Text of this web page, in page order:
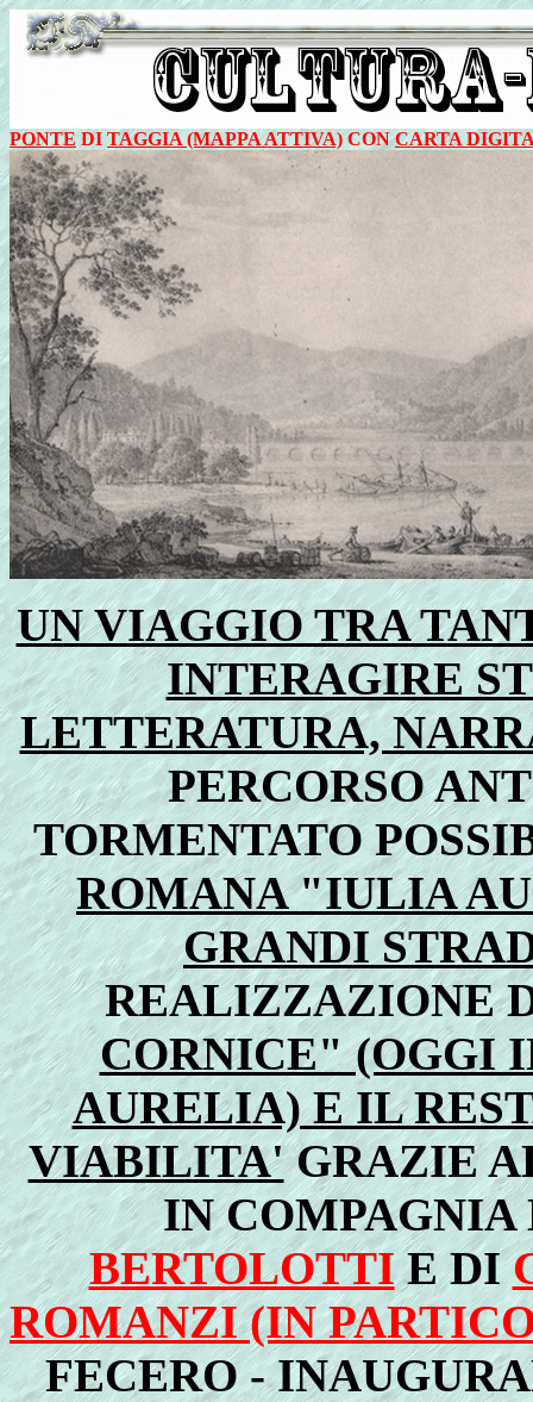
PONTE DI TAGGIA (MAPPA ATTIVA)CONCARTA
UN VIAGGIO TRA
INTERAGIRE
LETTERATURA,
PERCORSO
TORMENTATO
ROMANA "IULIA
GRANDI
REALIZZAZIONE
CORNICE" (OGGI
AURELIA) E IL
VIABILITA'GRAZIE
IN
BERTOLOTTIE DI
ROMANZI (IN
FECERO -